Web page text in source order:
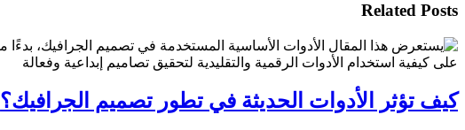
Related Posts
كيف تؤثر الأدوات الحديثة في تطور تصميم الجرافيك؟